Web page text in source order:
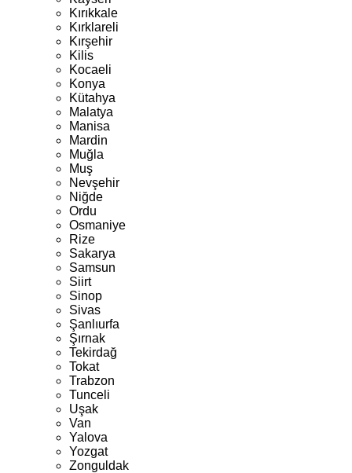
Kırıkkale
Kırklareli
Kırşehir
Kilis
Kocaeli
Konya
Kütahya
Malatya
Manisa
Mardin
Muğla
Muş
Nevşehir
Niğde
Ordu
Osmaniye
Rize
Sakarya
Samsun
Siirt
Sinop
Sivas
Şanlıurfa
Şırnak
Tekirdağ
Tokat
Trabzon
Tunceli
Uşak
Van
Yalova
Yozgat
Zonguldak